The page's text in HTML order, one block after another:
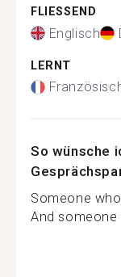
FLIESSEND
Englisch
LERNT
So wünsche
Someone
And